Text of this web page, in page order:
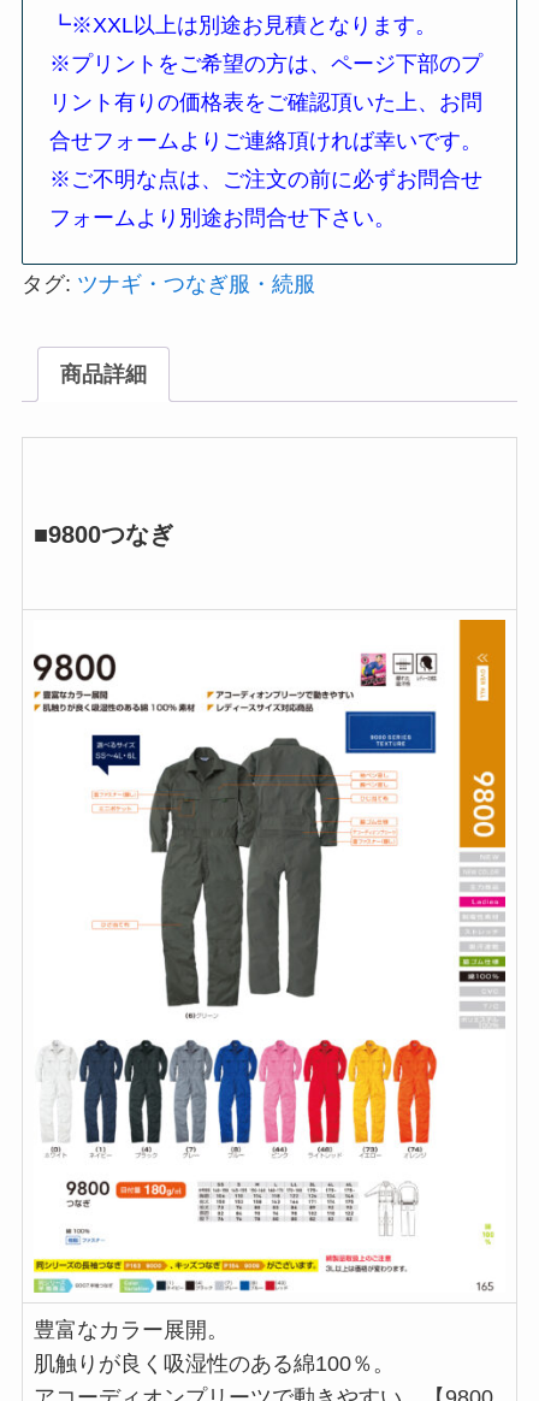
┗※XXL以上は別途お見積となります。
※プリントをご希望の方は、ページ下部のプ
リント有りの価格表をご確認頂いた上、お問
合せフォームよりご連絡頂ければ幸いです。
※ ご不明な点は、ご注文の前に必ずお問合せ
フォームより別途お問合せ下さい。
タグ: ツナギ・つなぎ服・続服
商品詳細
■9800つなぎ
豊富なカラー展開。
肌触りが良く吸湿性のある綿100％。